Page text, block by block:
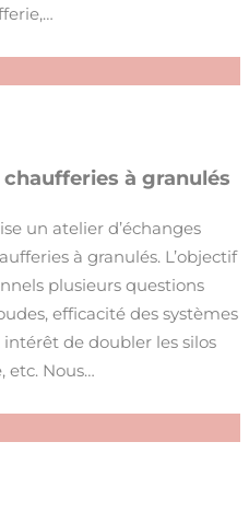
à granulés
un atelier d’échanges
à granulés. L’objectif
plusieurs questions
efficacité des systèmes
de doubler les silos
etc. Nous…